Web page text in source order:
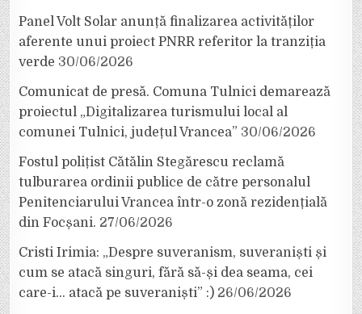
Panel Volt Solar anunță finalizarea activităților
aferente unui proiect PNRR referitor la tranziția
verde 30/06/2026
Comunicat de presă. Comuna Tulnici demarează
proiectul „Digitalizarea turismului local al
comunei Tulnici, județul Vrancea” 30/06/2026
Fostul polițist Cătălin Stegărescu reclamă
tulburarea ordinii publice de către personalul
Penitenciarului Vrancea într-o zonă rezidențială
din Focșani. 27/06/2026
Cristi Irimia: „Despre suveranism, suveraniști și
cum se atacă singuri, fără să-și dea seama, cei
care-i… atacă pe suveraniști” :) 26/06/2026